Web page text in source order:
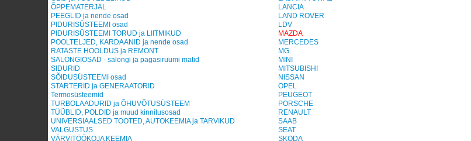
ÕPPEMATERJAL
PEEGLID ja nende osad
PIDURISÜSTEEMI osad
PIDURISÜSTEEMI TORUD ja LIITMIKUD
POOLTELJED, KARDAANID ja nende osad
RATASTE HOOLDUS ja REMONT
SALONGIOSAD - salongi ja pagasiruumi matid
SIDURID
SÕIDUSÜSTEEMI osad
STARTERID ja GENERAATORID
Termosüsteemid
TURBOLAADURID ja ÕHUVÕTUSÜSTEEM
TÜÜBLID, POLDID ja muud kinnitusosad
UNIVERSIAALSED TOOTED, AUTOKEEMIA ja TARVIKUD
VALGUSTUS
VÄRVITÖÖKOJA KEEMIA
LANCIA
LAND ROVER
LDV
MAZDA
MERCEDES
MG
MINI
MITSUBISHI
NISSAN
OPEL
PEUGEOT
PORSCHE
RENAULT
SAAB
SEAT
SKODA